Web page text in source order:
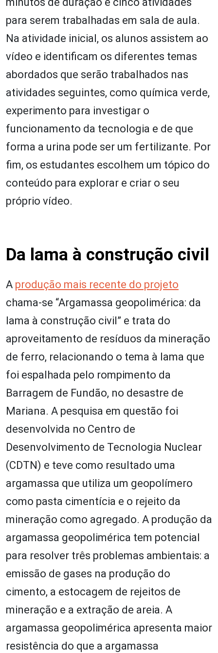
para serem trabalhadas em sala de aula.
Na atividade inicial, os alunos assistem ao
vídeo e identificam os diferentes temas
abordados que serão trabalhados nas
atividades seguintes, como química verde,
experimento para investigar o
funcionamento da tecnologia e de que
forma a urina pode ser um fertilizante. Por
fim, os estudantes escolhem um tópico do
conteúdo para explorar e criar o seu
próprio vídeo.
Da lama à construção civil
A produção mais recente do projeto
chama-se “Argamassa geopolimérica: da
lama à construção civil” e trata do
aproveitamento de resíduos da mineração
de ferro, relacionando o tema à lama que
foi espalhada pelo rompimento da
Barragem de Fundão, no desastre de
Mariana. A pesquisa em questão foi
desenvolvida no Centro de
Desenvolvimento de Tecnologia Nuclear
(CDTN) e teve como resultado uma
argamassa que utiliza um geopolímero
como pasta cimentícia e o rejeito da
mineração como agregado. A produção da
argamassa geopolimérica tem potencial
para resolver três problemas ambientais: a
emissão de gases na produção do
cimento, a estocagem de rejeitos de
mineração e a extração de areia. A
argamassa geopolimérica apresenta maior
resistência do que a argamassa